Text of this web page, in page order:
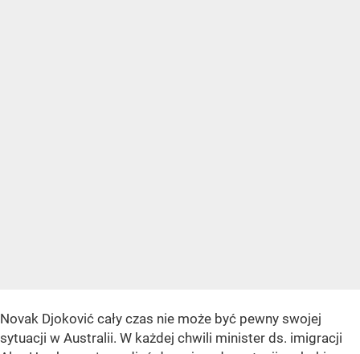
Novak Djoković cały czas nie może być pewny swojej
sytuacji w Australii. W każdej chwili minister ds. imigracji